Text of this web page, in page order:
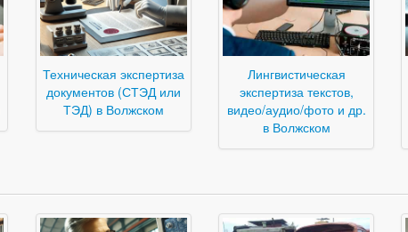
Техническая экспертиза
документов (СТЭД или
ТЭД) в Волжском
Лингвистическая
экспертиза текстов,
видео/аудио/фото и др.
в Волжском